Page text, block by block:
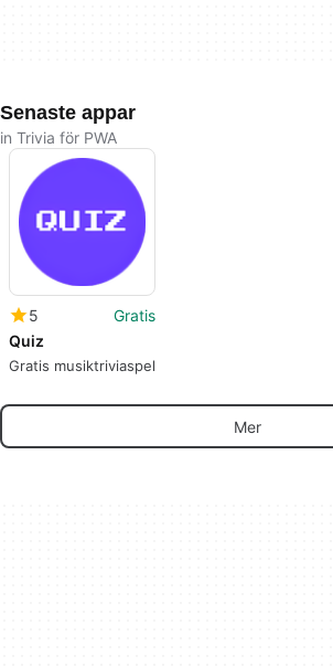
Senaste appar
in Trivia för PWA
5
Gratis
Quiz
Gratis musiktriviaspel
Mer